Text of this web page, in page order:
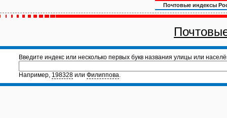
Почтовые индексы
Введите индекс или несколько первых букв названия улицы или
Например, 198328 или Филиппова.